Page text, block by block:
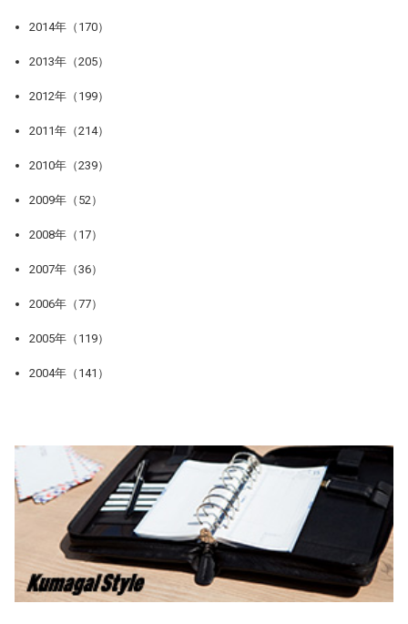
2014年（170）
2013年（205）
2012年（199）
2011年（214）
2010年（239）
2009年（52）
2008年（17）
2007年（36）
2006年（77）
2005年（119）
2004年（141）